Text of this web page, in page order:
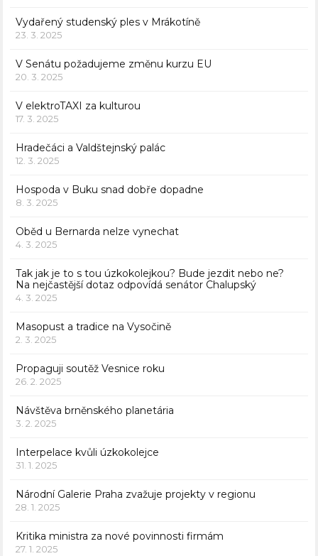
Vydařený studenský ples v Mrákotíně
23. 3. 2025
V Senátu požadujeme změnu kurzu EU
20. 3. 2025
V elektroTAXI za kulturou
17. 3. 2025
Hradečáci a Valdštejnský palác
12. 3. 2025
Hospoda v Buku snad dobře dopadne
8. 3. 2025
Oběd u Bernarda nelze vynechat
4. 3. 2025
Tak jak je to s tou úzkokolejkou? Bude jezdit nebo ne?
Na nejčastější dotaz odpovídá senátor Chalupský
4. 3. 2025
Masopust a tradice na Vysočině
2. 3. 2025
Propaguji soutěž Vesnice roku
26. 2. 2025
Návštěva brněnského planetária
3. 2. 2025
Interpelace kvůli úzkokolejce
31. 1. 2025
Národní Galerie Praha zvažuje projekty v regionu
28. 1. 2025
Kritika ministra za nové povinnosti firmám
27. 1. 2025